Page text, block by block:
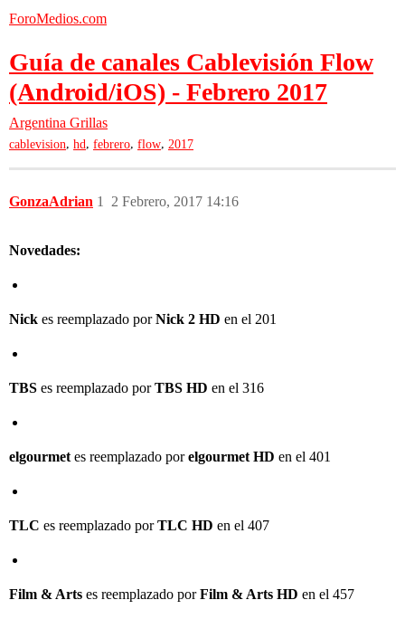
ForoMedios.com
Guía de canales Cablevisión Flow
(Android/iOS) - Febrero 2017
Argentina Grillas
cablevision, hd, febrero, flow, 2017
GonzaAdrian 2 Febrero, 2017 14:16
1
Novedades:
Nick es reemplazado porNick 2 HD en el 201
TBS es reemplazado porTBS HD en el 316
elgourmet es reemplazado porelgourmet HD en el 401
TLC es reemplazado porTLC HD en el 407
Film & Arts es reemplazado porFilm & Arts HD en el 457